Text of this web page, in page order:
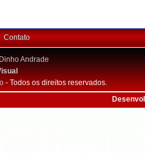
Contato
Dinho Andrade
- Todos os direitos reservados.